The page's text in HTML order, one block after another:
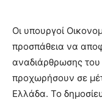
Οι υπουργοί
προσπάθεια να
αναδιάρθρωσης
προχωρήσουν σε
Ελλάδα. Το